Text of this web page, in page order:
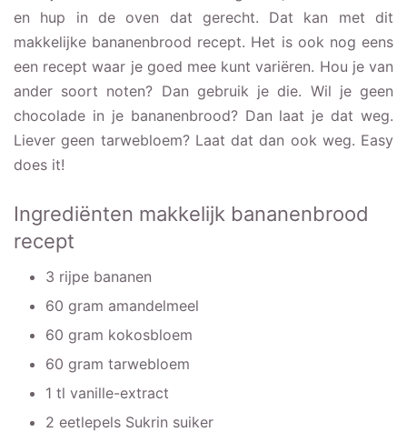
en hup in de oven dat gerecht. Dat kan met dit
makkelijke bananenbrood recept. Het is ook nog eens
een recept waar je goed mee kunt variëren. Hou je van
ander soort noten? Dan gebruik je die. Wil je geen
chocolade in je bananenbrood? Dan laat je dat weg.
Liever geen tarwebloem? Laat dat dan ook weg. Easy
does it!
Ingrediënten makkelijk bananenbrood
recept
3 rijpe bananen
60 gram amandelmeel
60 gram kokosbloem
60 gram tarwebloem
1 tl vanille-extract
2 eetlepels Sukrin suiker